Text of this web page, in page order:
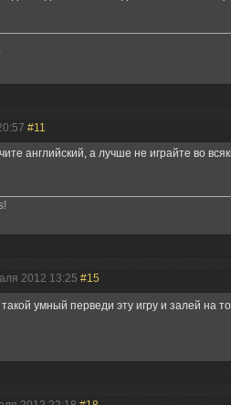
#11
английский, а лучше не играйте во
2012 13:25 #15
умный перведи эту игру и залей на